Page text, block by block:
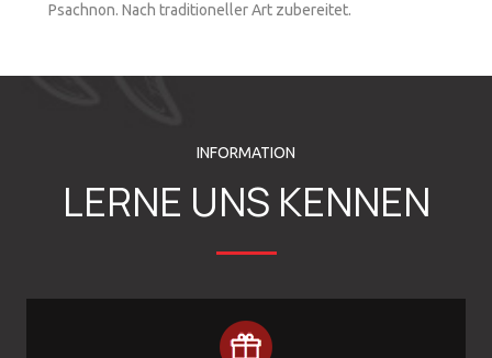
Psachnon. Nach traditioneller Art zubereitet.
INFORMATION
LERNE UNS KENNEN